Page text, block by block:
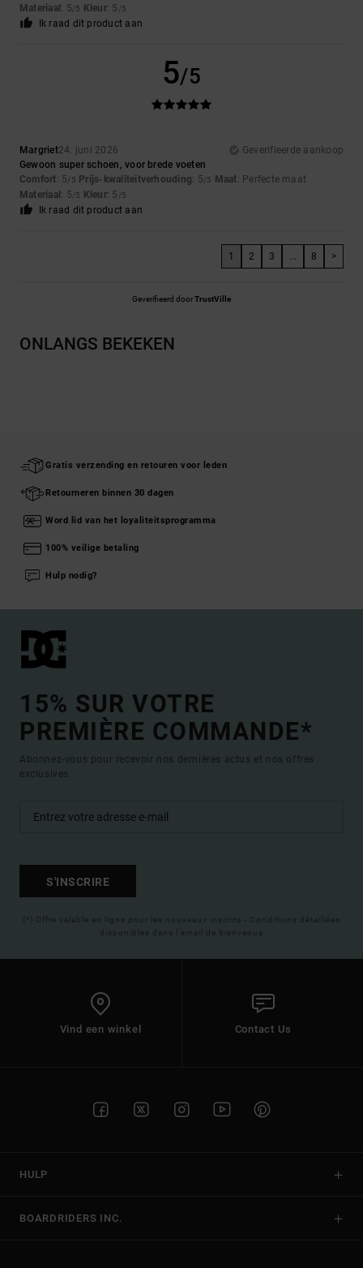
Materiaal : 5/5 Kleur: 5 /5
Ik raad dit product aan
5/5
Margriet24. juni 2026
Geverifieerde aankoop
Gewoon super schoen, voor brede voeten
Comfort: 5/5 Prijs-kwaliteitverhouding: 5/5 Maat: Perfecte maat
Materiaal : 5/5 Kleur: 5 /5
Ik raad dit product aan
1 2 3 ... 8 >
Geverifieerd doorTrustVille
ONLANGS BEKEKEN
Gratis verzending en retouren voor leden
Retourneren binnen 30 dagen
Word lid van het loyaliteitsprogramma
100% veilige betaling
Hulp nodig?
15% SUR VOTRE
PREMIÈRE COMMANDE*
Abonnez-vous pour recevoir nos dernières actus et nos offres
exclusives.
S'INSCRIRE
(*) Offre valable en ligne pour les nouveaux inscrits - Conditions détaillées
disponibles dans l'email de bienvenue
Vind een winkel Contact Us
HULP
BOARDRIDERS INC.